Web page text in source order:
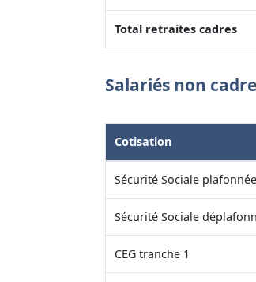
Total retraites cadres
Salariés non
Cotisation
Sécurité Sociale plafonnée
Sécurité Sociale
CEG tranche 1